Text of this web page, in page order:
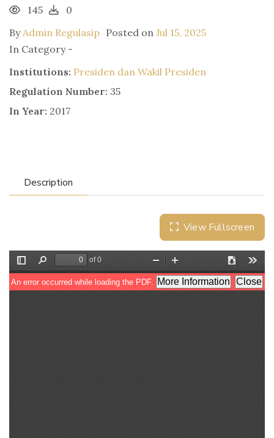
145
0
ByAdmin Regulasip Posted on Jul 15, 2025
In Category -
Institutions: Presiden dan Wakil Presiden
Regulation Number: 35
In Year: 2017
Description
View Fullscreen